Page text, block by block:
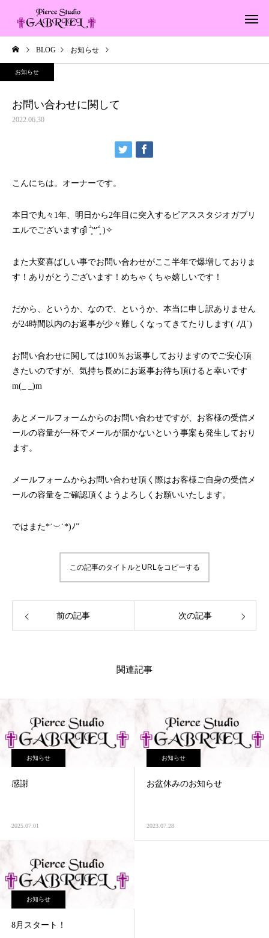
BLOG お知らせ
お知らせ
お問い合わせに関して
2022.06.30
こんにちは。オーナーです。
本日で丸々1年、明日から2年目に突入するピアススタジオガブリ
エルでございますദ്ദി ˉ͈̀꒳ˉ͈́ )✧
また大変喜ばしい事でお問い合わせがここ半年で爆増しておりま
す！ありがとうございます！めちゃくちゃ嬉しいです！
だから、というか、なので、というか、本当に申し訳ありません
が24時間以内のお返事が少々難しくなってきてたりします( ﾉД`)
お問い合わせに関しては100％お返事しておりますのでご安心頂
きたいのですが、気持ち長めにお返事お待ち頂けると幸いです
m(_ _)m
あとメールフォームからのお問い合わせですが、お客様の受信メ
ールの容量が一杯でメールが届かないという事案も発生しており
ます。
メールフォームからお問い合わせ頂く際はお客様ご自身の受信メ
ールの容量をご確認頂くようよろしくお願いいたします。
ではまた*˙︶˙*)ﾉ”
この記事のタイトルとURLをコピーする
前の記事 次の記事
関連記事
お知らせ
感謝
2025.07.01
お知らせ
お盆休みのお知らせ
2023.07.28
お知らせ
8月スタート！